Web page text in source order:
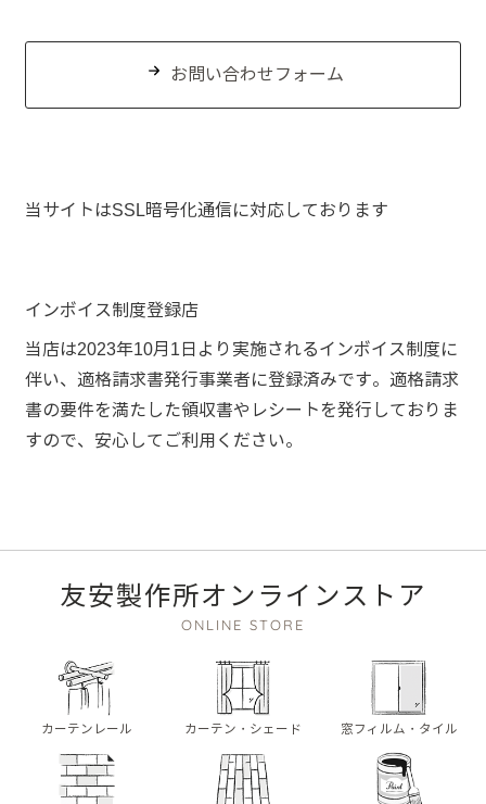
お問い合わせフォーム
当サイトはSSL暗号化通信に対応しております
インボイス制度登録店
当店は2023年10月1日より実施されるインボイス制度に
伴い、適格請求書発行事業者に登録済みです。適格請求
書の要件を満たした領収書やレシートを発行しておりま
すので、安心してご利用ください。
友安製作所オンラインストア
ONLINE STORE
カーテンレール カーテン・シェード 窓フィルム・タイル